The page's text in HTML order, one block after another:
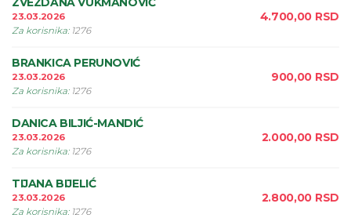
23.03.2026
Za korisnika: 1276
4.700,00 RSD
BRANKICA PERUNOVIĆ
23.03.2026
Za korisnika: 1276
900,00 RSD
DANICA BILJIĆ-MANDIĆ
23.03.2026
Za korisnika: 1276
2.000,00 RSD
TIJANA BIJELIĆ
23.03.2026
Za korisnika: 1276
2.800,00 RSD